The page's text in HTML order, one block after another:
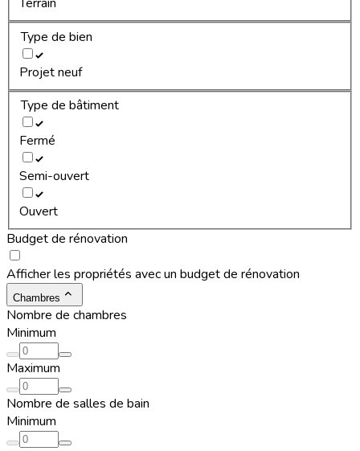
Type de bien
Projet neuf
Type de bâtiment
Fermé
Semi-ouvert
Ouvert
Budget de rénovation
Afficher les propriétés avec un budget de rénovation
Chambres
Nombre de chambres
Minimum
Maximum
Nombre de salles de bain
Minimum